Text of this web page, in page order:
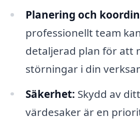
Planering och
professionellt team
detaljerad plan för att
störningar i din
Säkerhet: Skydd av
värdesaker är en